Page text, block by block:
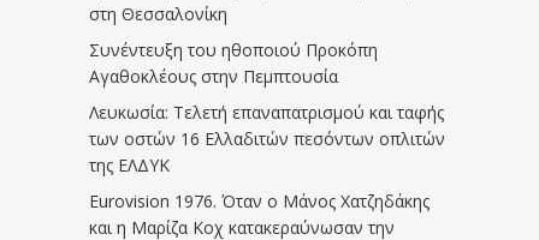
στη Θεσσαλονίκη
Συνέντευξη του ηθοποιού Προκόπη
Αγαθοκλέους στην Πεμπτουσία
Λευκωσία: Τελετή επαναπατρισμού και ταφής
των οστών 16 Ελλαδιτών πεσόντων οπλιτών
της ΕΛΔΥΚ
Eurovision 1976. Όταν ο Μάνος Χατζηδάκης
και η Μαρίζα Κοχ κατακεραύνωσαν την